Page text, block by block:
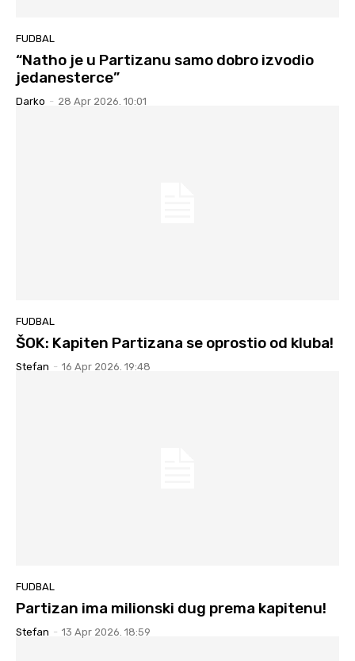
FUDBAL
“Natho je u Partizanu samo dobro izvodio
jedanesterce”
Darko - 28 Apr 2026. 10:01
FUDBAL
ŠOK: Kapiten Partizana se oprostio od kluba!
Stefan - 16 Apr 2026. 19:48
FUDBAL
Partizan ima milionski dug prema kapitenu!
Stefan - 13 Apr 2026. 18:59